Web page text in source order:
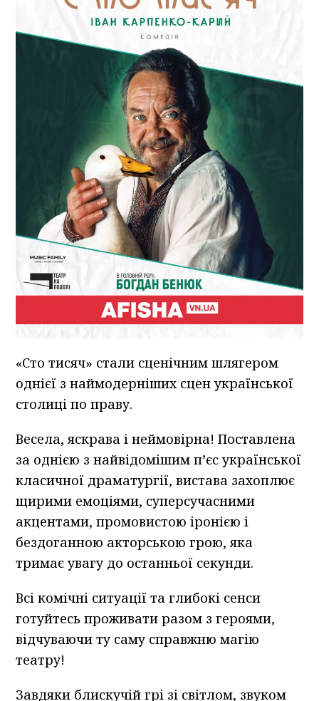
«Сто тисяч» стали сценічним шлягером
однієї з наймодерніших сцен української
столиці по праву.
Весела, яскрава і неймовірна! Поставлена
за однією з найвідомішим п’єс української
класичної драматургії, вистава захоплює
щирими емоціями, суперсучасними
акцентами, промовистою іронією і
бездоганною акторською грою, яка
тримає увагу до останньої секунди.
Всі комічні ситуації та глибокі сенси
готуйтесь проживати разом з героями,
відчуваючи ту саму справжню магію
театру!
Завдяки блискучій грі зі світлом, звуком